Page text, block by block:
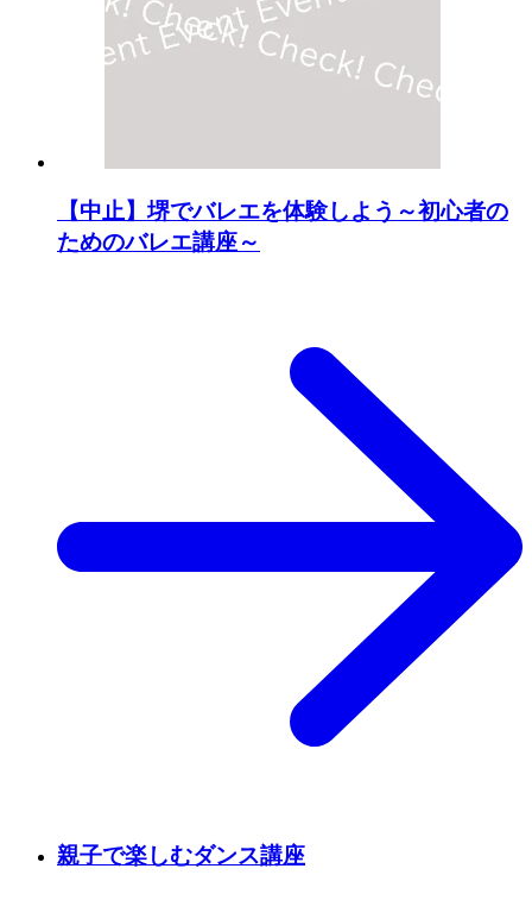
【中止】堺でバレエを体験しよう～初心者の
ためのバレエ講座～
親子で楽しむダンス講座